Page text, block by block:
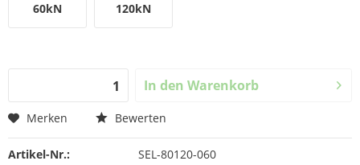
60kN 120kN
In den Warenkorb
Merken Bewerten
Artikel-Nr.:
SEL-80120-060